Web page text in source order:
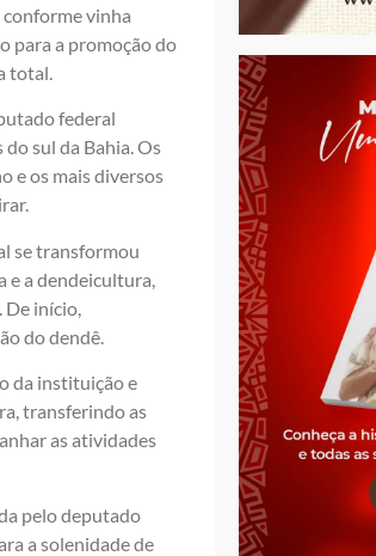
conforme vinha
para a promoção do
total.
federal
sul da Bahia. Os
e os mais diversos
se transformou
e a dendeicultura,
De início,
do dendê.
da instituição e
transferindo as
as atividades
pelo deputado
a solenidade de